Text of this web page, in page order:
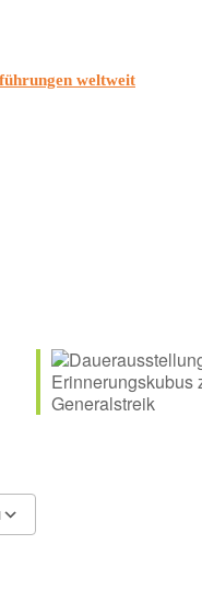
weltweit